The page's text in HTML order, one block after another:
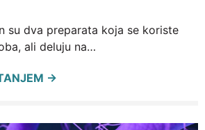
su dva preparata koja se koriste
ali deluju na…
→